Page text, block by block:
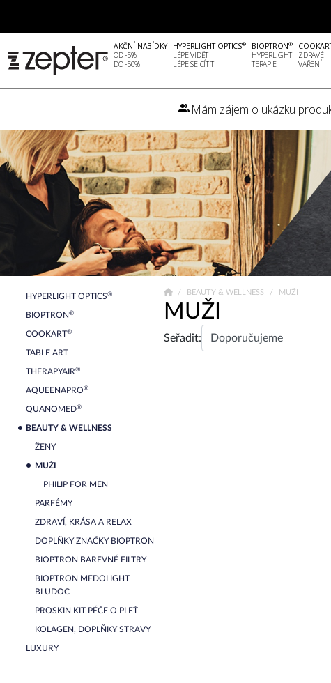
AKČNÍ NABÍDKY
OD -5%
DO -50%
HYPERLIGHT OPTICS®
LÉPE VIDĚT
LÉPE SE CÍTIT
BIOPTRON®
HYPERLIGHT
TERAPIE
ZDRAVÉ
VAŘENÍ
Mám zájem o ukázku
HYPERLIGHT OPTICS®
BIOPTRON®
COOKART®
TABLE ART
THERAPYAIR®
AQUEENAPRO®
QUANOMED®
BEAUTY & WELLNESS
ŽENY
MUŽI
PHILIP FOR MEN
PARFÉMY
ZDRAVÍ, KRÁSA A RELAX
DOPLŇKY ZNAČKY BIOPTRON
BIOPTRON BAREVNÉ FILTRY
BIOPTRON MEDOLIGHT
BLUDOC
PROSKIN KIT PÉČE O PLEŤ
KOLAGEN, DOPLŇKY STRAVY
LUXURY
BEAUTY & WELLNESS MUŽI
MUŽI
Seřadit: